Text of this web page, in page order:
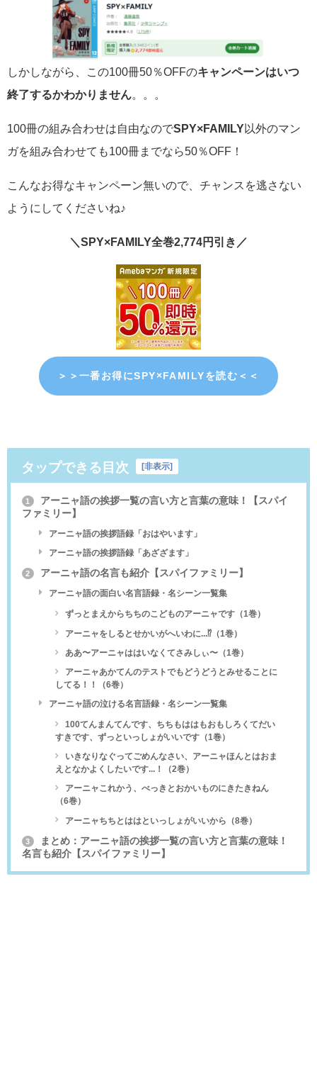
しかしながら、この100冊50％OFFのキャンペーンはいつ
終了するかわかりません
100冊の組み合わせは自由なのでSPY×FAMILY以外のマン
ガを組み合わせても100冊までなら50％OFF！
こんなお得なキャンペーン無いので、チャンスを逃さない
ようにしてくださいね♪
＼SPY×FAMILY全巻2,774円引き／
＞＞一番お得にSPY×FAMILYを読む＜＜
タップできる目次 [非表示]
1
アーニャ語の挨拶一覧の言い方と言葉の意味！【スパイ
ファミリー】
アーニャ語の挨拶語録「おはやいます」
アーニャ語の挨拶語録「あざざます」
2 アーニャ語の名言も紹介【スパイファミリー】
アーニャ語の面白い名言語録・名シーン一覧集
ずっとまえからちちのこどものアーニャです（1巻）
アーニャをしるとせかいがへいわに...⁉︎（1巻）
ああ〜アーニャははいなくてさみしぃ〜（1巻）
アーニャあかてんのテストでもどうどうとみせることに
してる！！（6巻）
アーニャ語の泣ける名言語録・名シーン一覧集
100てんまんてんです、ちちもははもおもしろくてだい
すきです、ずっといっしょがいいです（1巻）
いきなりなぐってごめんなさい、アーニャほんとはおま
えとなかよくしたいです...！（2巻）
アーニャこれかう、べっきとおかいものにきたきねん
（6巻）
アーニャちちとははといっしょがいいから（8巻）
3
まとめ：アーニャ語の挨拶一覧の言い方と言葉の意味！
名言も紹介【スパイファミリー】